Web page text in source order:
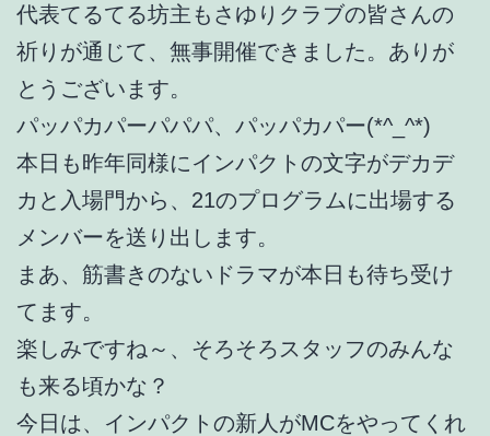
代表てるてる坊主もさゆりクラブの皆さんの
祈りが通じて、無事開催できました。ありが
とうございます。
パッパカパーパパパ、パッパカパー(*^_^*)
本日も昨年同様にインパクトの文字がデカデ
カと入場門から、21のプログラムに出場する
メンバーを送り出します。
まあ、筋書きのないドラマが本日も待ち受け
てます。
楽しみですね～、そろそろスタッフのみんな
も来る頃かな？
今日は、インパクトの新人がMCをやってくれ